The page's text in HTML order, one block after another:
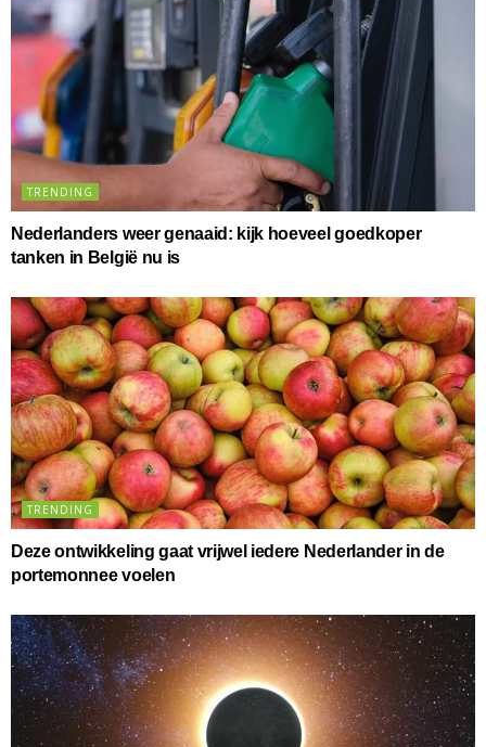
TRENDING
Nederlanders weer genaaid: kijk hoeveel goedkoper
tanken in België nu is
TRENDING
Deze ontwikkeling gaat vrijwel iedere Nederlander in de
portemonnee voelen